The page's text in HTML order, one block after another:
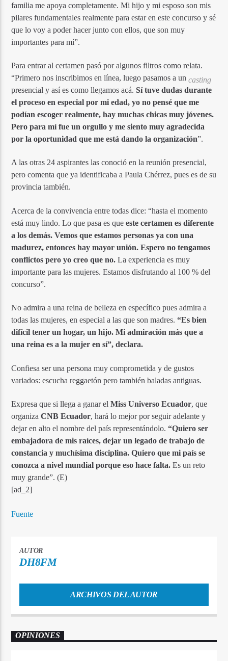
familia me apoya completamente. Mi hijo y mi esposo son mis
pilares fundamentales realmente para estar en este concurso y sé
que lo voy a poder hacer junto con ellos, que son muy
importantes para mí”.
Para entrar al certamen pasó por algunos filtros como relata.
“Primero nos inscribimos en línea, luego pasamos a un casting
presencial y así es como llegamos acá.Sí tuve dudas durante
el proceso en especial por mi edad, yo no pensé que me
podían escoger realmente, hay muchas chicas muy jóvenes.
Pero para mí fue un orgullo y me siento muy agradecida
por la oportunidad que me está dando la organización”.
A las otras 24 aspirantes las conoció en la reunión presencial,
pero comenta que ya identificaba a Paula Chérrez, pues es de su
provincia también.
Acerca de la convivencia entre todas dice: “hasta el momento
está muy lindo. Lo que pasa es queeste certamen es diferente
a los demás. Vemos que estamos personas ya con una
madurez, entonces hay mayor unión. Espero no tengamos
conflictos pero yo creo que no. La experiencia es muy
importante para las mujeres. Estamos disfrutando al 100 % del
concurso”.
No admira a una reina de belleza en específico pues admira a
todas las mujeres, en especial a las que son madres.“Es bien
difícil tener un hogar, un hijo. Mi admiración más que a
una reina es a la mujer en sí”, declara.
Confiesa ser una persona muy comprometida y de gustos
variados: escucha reggaetón pero también baladas antiguas.
Expresa que si llega a ganar elMiss Universo Ecuador, que
organizaCNB Ecuador, hará lo mejor por seguir adelante y
dejar en alto el nombre del país representándolo.“Quiero ser
embajadora de mis raíces, dejar un legado de trabajo de
constancia y muchísima disciplina. Quiero que mi país se
conozca a nivel mundial porque eso hace falta. Es un reto
muy grande”. (E)
[ad_2]
Fuente
AUTOR
DH8FM
ARCHIVOS DEL AUTOR
OPINIONES